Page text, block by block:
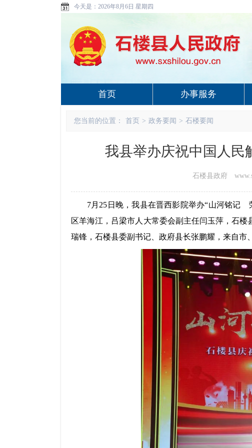
今天是： 2026年8月6日 星期四
首页 办事服务
您当前的位置： 首页 > 政务要闻 > 石楼要闻
我县举办庆祝中国人民
石楼县政府
7月 25 日晚，我县在晋西影院举办“山河铭记
区羊海江，吕梁市人大常委会副主任闫玉萍，石
瑞锋，石楼县委副书记、政府县长张鹏耀，来自市